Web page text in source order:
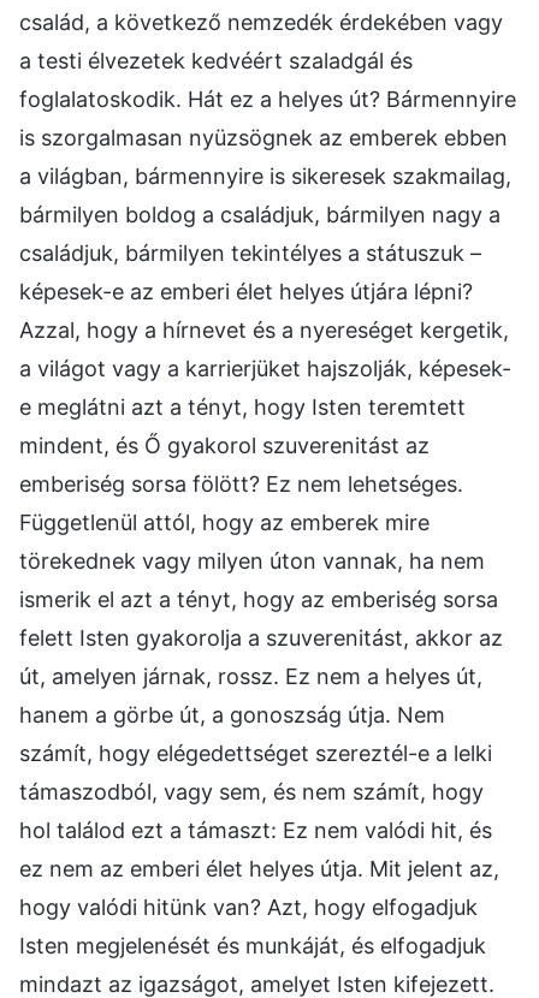
család, a következő nemzedék érdekében vagy
a testi élvezetek kedvéért szaladgál és
foglalatoskodik. Hát ez a helyes út? Bármennyire
is szorgalmasan nyüzsögnek az emberek ebben
a világban, bármennyire is sikeresek szakmailag,
bármilyen boldog a családjuk, bármilyen nagy a
családjuk, bármilyen tekintélyes a státuszuk –
képesek-e az emberi élet helyes útjára lépni?
Azzal, hogy a hírnevet és a nyereséget kergetik,
a világot vagy a karrierjüket hajszolják, képesek-
e meglátni azt a tényt, hogy Isten teremtett
mindent, és Ő gyakorol szuverenitást az
emberiség sorsa fölött? Ez nem lehetséges.
Függetlenül attól, hogy az emberek mire
törekednek vagy milyen úton vannak, ha nem
ismerik el azt a tényt, hogy az emberiség sorsa
felett Isten gyakorolja a szuverenitást, akkor az
út, amelyen járnak, rossz. Ez nem a helyes út,
hanem a görbe út, a gonoszság útja. Nem
számít, hogy elégedettséget szereztél-e a lelki
támaszodból, vagy sem, és nem számít, hogy
hol találod ezt a támaszt: Ez nem valódi hit, és
ez nem az emberi élet helyes útja. Mit jelent az,
hogy valódi hitünk van? Azt, hogy elfogadjuk
Isten megjelenését és munkáját, és elfogadjuk
mindazt az igazságot, amelyet Isten kifejezett.